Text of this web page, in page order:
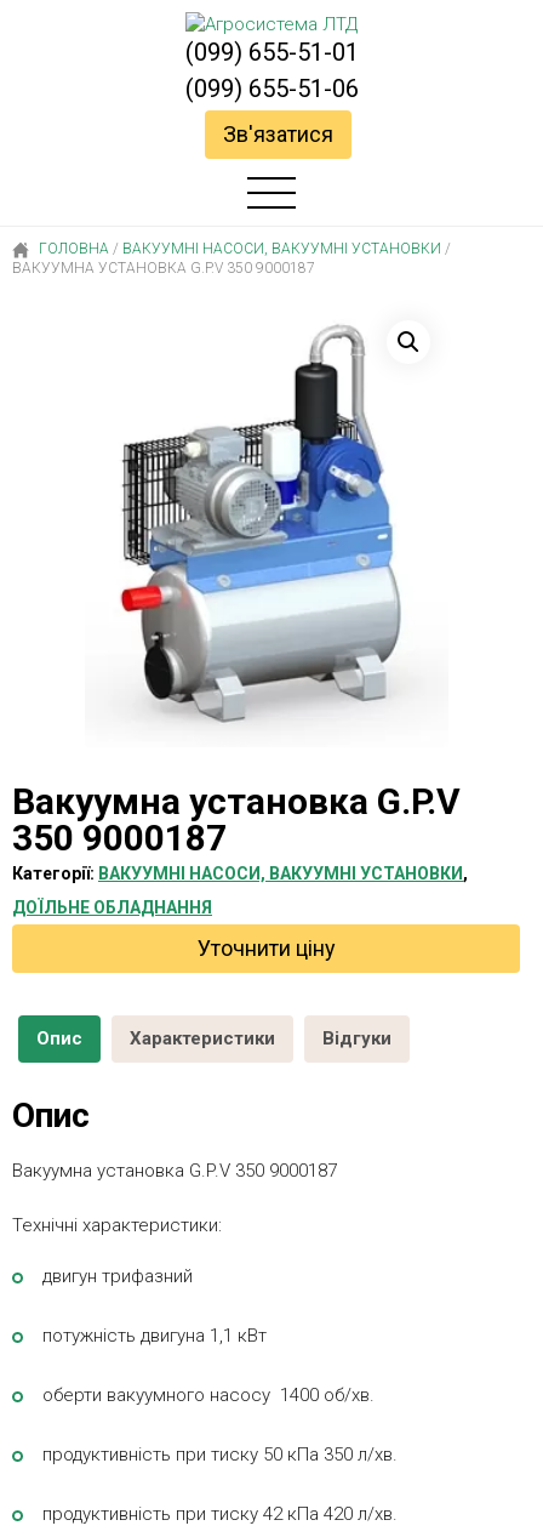
(099) 655-51-01
(099) 655-51-06
Зв'язатися
ГОЛОВНА / ВАКУУМНІ НАСОСИ, ВАКУУМНІ УСТАНОВКИ /
ВАКУУМНА УСТАНОВКА G.P.V 350 9000187
Вакуумна установка G.P.V
350 9000187
Категорії: ВАКУУМНІ НАСОСИ, ВАКУУМНІ УСТАНОВКИ ,
ДОЇЛЬНЕ ОБЛАДНАННЯ
Уточнити ціну
Опис Характеристики Відгуки
Опис
Вакуумна установка G.P.V 350 9000187
Технічні характеристики:
двигун трифазний
потужність двигуна 1,1 кВт
оберти вакуумного насосу 1400 об/хв.
продуктивність при тиску 50 кПа 350 л/хв.
продуктивність при тиску 42 кПа 420 л/хв.